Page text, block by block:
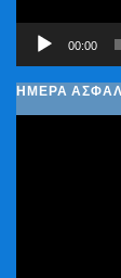
00:00
ΗΜΕΡΑ